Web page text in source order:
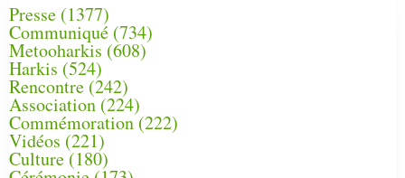
Presse (1377)
Communiqué (734)
Metooharkis (608)
Harkis (524)
Rencontre (242)
Association (224)
Commémoration(222)
Vidéos (221)
Culture(180)